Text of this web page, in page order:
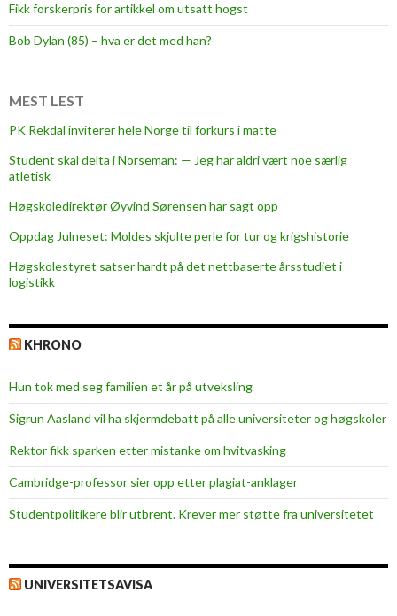
n
g
e
Fikk forskerpris for artikkel om utsatt hogst
Bob Dylan (85) – hva er det med han?
MEST LEST
PK Rekdal inviterer hele Norge til forkurs i matte
Student skal delta i Norseman: — Jeg har aldri vært noe særlig
atletisk
Høgskoledirektør Øyvind Sørensen har sagt opp
Oppdag Julneset: Moldes skjulte perle for tur og krigshistorie
Høgskolestyret satser hardt på det nettbaserte årsstudiet i
logistikk
KHRONO
Hun tok med seg familien et år på utveksling
Sigrun Aasland vil ha skjerm­debatt på alle universiteter og høgskoler
Rektor fikk sparken etter mistanke om hvitvasking
Cambridge-professor sier opp etter plagiat-anklager
Studentpolitikere blir utbrent. Krever mer støtte fra universitetet
UNIVERSITETSAVISA